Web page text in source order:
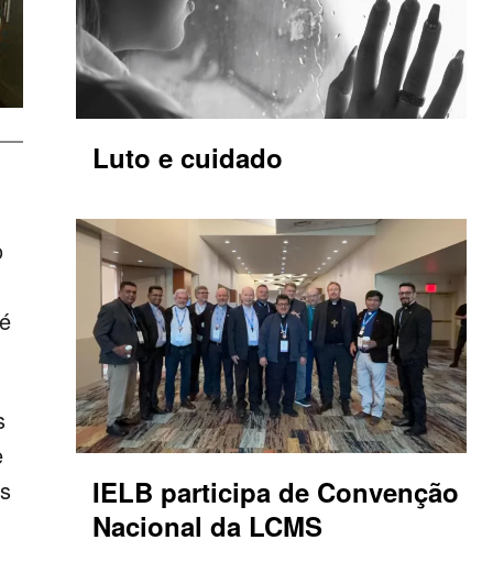
Luto e cuidado
IELB participa de Convenção
Nacional da LCMS